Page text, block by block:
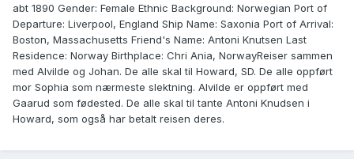
abt 1890 Gender: Female Ethnic Background: Norwegian Port of
Departure: Liverpool, England Ship Name: Saxonia Port of Arrival:
Boston, Massachusetts Friend's Name: Antoni Knutsen Last
Residence: Norway Birthplace: Chri Ania, NorwayReiser sammen
med Alvilde og Johan. De alle skal til Howard, SD. De alle oppført
mor Sophia som nærmeste slektning. Alvilde er oppført med
Gaarud som fødested. De alle skal til tante Antoni Knudsen i
Howard, som også har betalt reisen deres.